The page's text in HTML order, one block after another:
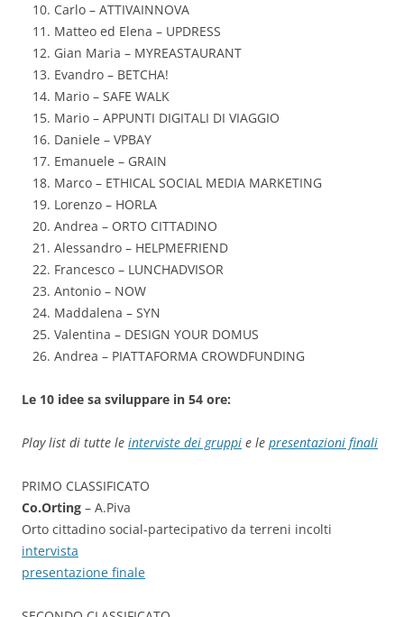
Carlo – ATTIVAINNOVA
Matteo ed Elena – UPDRESS
Gian Maria – MYREASTAURANT
Evandro – BETCHA!
Mario – SAFE WALK
Mario – APPUNTI DIGITALI DI VIAGGIO
Daniele – VPBAY
Emanuele – GRAIN
Marco – ETHICAL SOCIAL MEDIA MARKETING
Lorenzo – HORLA
Andrea – ORTO CITTADINO
Alessandro – HELPMEFRIEND
Francesco – LUNCHADVISOR
Antonio – NOW
Maddalena – SYN
Valentina – DESIGN YOUR DOMUS
Andrea – PIATTAFORMA CROWDFUNDING
Le 10 idee sa sviluppare in 54 ore:
Play list di tutte le interviste dei gruppi e le presentazioni finali
PRIMO CLASSIFICATO
Co.Orting – A.Piva
Orto cittadino social-partecipativo da terreni incolti
intervista
presentazione finale